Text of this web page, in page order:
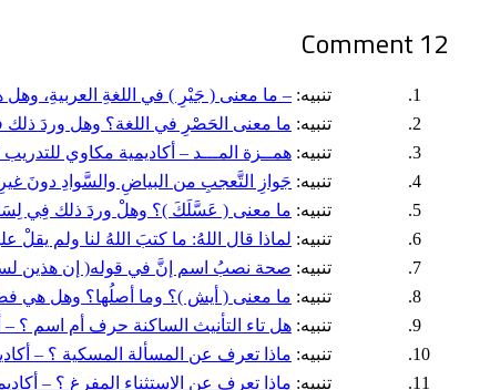
12 Comment
تنبيه: – ما معنى ( جَيْرِ ) في اللغةِ العربيةِ، وهل
تنبيه: ما معنى الحَصْرِ في اللغة؟ وهل وردَ ذلك
تنبيه: همــزة المـــد – أكاديمية مكاوي
تنبيه: جَوازِ التَّعجبِ من البياضِ والسَّوادِ دونَ
تنبيه: ما معنى ( عَسَّلَكَ )؟ وهلْ وردَ ذلك فِي لِسَانِ
تنبيه: لماذا قال اللهُ: ما كتبَ اللهُ لنا ولم يقلْ
تنبيه: صحة نصبُ اسم إنَّ في قوله( إن هذين
تنبيه: ما معنى ( أيش )؟ وما أصلُها؟ وهل هي
تنبيه: هل تاء التأنيث الساكنة حرف أم اسم ؟ –
تنبيه: ماذا تعرف عن المسألة المسكية ؟ –
تنبيه: ماذا تعرف عن الاستثناء المفرغ ؟ –